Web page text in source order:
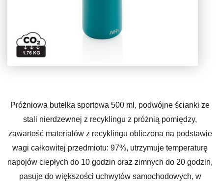
Próżniowa butelka sportowa 500 ml, podwójne ścianki ze
stali nierdzewnej z recyklingu z próżnią pomiędzy,
zawartość materiałów z recyklingu obliczona na podstawie
wagi całkowitej przedmiotu: 97%, utrzymuje temperaturę
napojów ciepłych do 10 godzin oraz zimnych do 20 godzin,
pasuje do większości uchwytów samochodowych, w